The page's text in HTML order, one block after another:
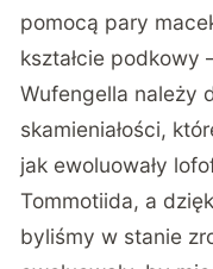
pomocą pary
kształcie podkowy
Wufengella należy
skamieniałości,
jak ewoluowały
Tommotiida, a
byliśmy w stanie